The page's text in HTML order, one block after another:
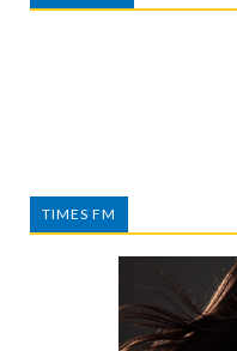
TIMES FM